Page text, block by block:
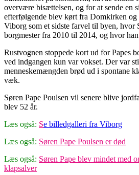
overvære bisættelsen, og for at sende en
efterfølgende blev kørt fra Domkirken
Viborg som et sidste farvel til byen, hvor
borgmester fra 2010 til 2014, og hvor
Rustvognen stoppede kort ud for Papes
ved indgangen kun var vokset. Der var
menneskemængden brød ud i spontane
væk.
Søren Pape Poulsen vil senere blive
blev 52 år.
Læs også: Se billedgalleri fra Viborg
Læs også: Søren Pape Poulsen er død
Læs også: Søren Pape blev mindet med
klapsalver